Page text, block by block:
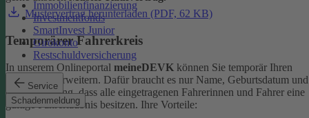
Immobilienfinanzierung
Investmentfonds
SmartInvest Junior
Girokonto
Restschuldversicherung
Service
Schadenmeldung
Mustervertrag herunterladen (PDF, 62 KB)
Temporärer Fahrerkreis
In unserem Onlineportal meineDEVK können Sie temporär Ihren
Fahrerkreis erweitern. Dafür braucht es nur Name, Geburtsdatum und
die Bestätigung, dass alle eingetragenen Fahrerinnen und Fahrer eine
gültige Fahrerlaubnis besitzen. Ihre Vorteile: